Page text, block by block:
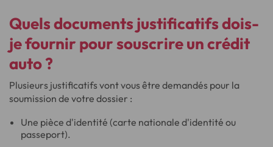
Quels documents justificatifs dois-
je fournir pour souscrire un crédit
auto ?
Plusieurs justificatifs vont vous être demandés pour la
soumission de votre dossier :
Une pièce d'identité (carte nationale d'identité ou
passeport).